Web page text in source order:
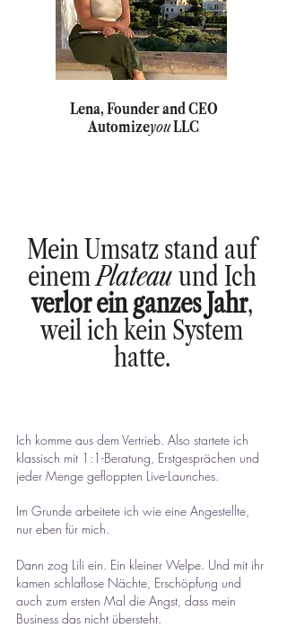
Lena, Founder and CEO
AutomizeyouLLC
Mein Umsatz stand auf
einemPlateauund Ich
verlor ein ganzes Jahr,
weil ich kein System
hatte.
Ich komme aus dem Vertrieb. Also startete ich
klassisch mit 1:1-Beratung, Erstgesprächen und
jeder Menge gefloppten Live-Launches.
Im Grunde arbeitete ich wie eine Angestellte,
nur eben für mich.
Dann zog Lili ein. Ein kleiner Welpe. Und mit ihr
kamen schlaflose Nächte, Erschöpfung und
auch zum ersten Mal die Angst, dass mein
Business das nicht übersteht.